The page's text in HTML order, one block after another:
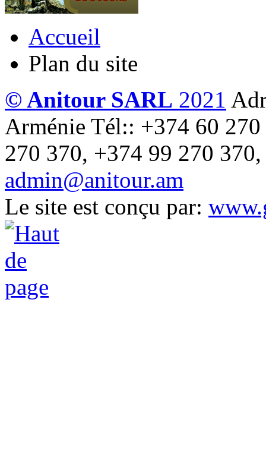
Accueil
Plan du site
© Anitour SARL 2021
Arménie Tél:: +374 60
270 370, +374 99 270
admin@anitour.am
Le site est conçu par: